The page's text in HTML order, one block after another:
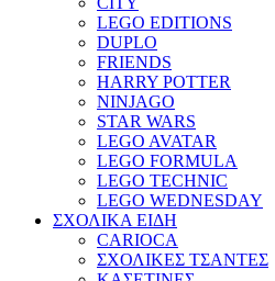
LEGO EDITIONS
DUPLO
FRIENDS
HARRY POTTER
NINJAGO
STAR WARS
LEGO AVATAR
LEGO FORMULA
LEGO TECHNIC
LEGO WEDNESDAY
ΣΧΟΛΙΚΑ ΕΙΔΗ
CARIOCA
ΣΧΟΛΙΚΕΣ ΤΣΑΝΤΕΣ